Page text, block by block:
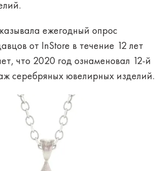
ежегодный опрос
от InStore в течение 12 лет
что 2020 год ознаменовал 12-й
серебряных ювелирных изделий.